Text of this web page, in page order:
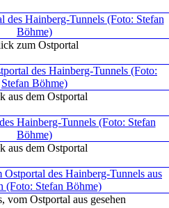
zum Ostportal
aus dem Ostportal
aus dem Ostportal
vom Ostportal aus gesehen